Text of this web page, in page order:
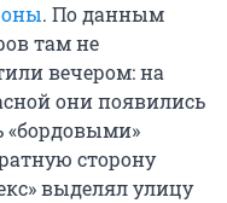
. По данным
там не
вечером: на
они появились
«бордовыми»
сторону
выделял улицу